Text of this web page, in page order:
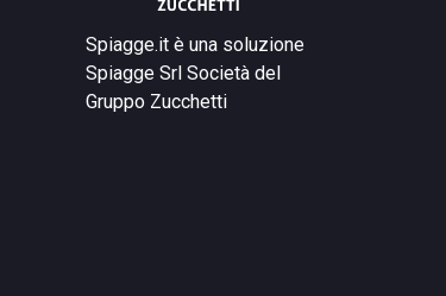
Spiagge.it è una soluzione
Spiagge Srl Società del
Gruppo Zucchetti